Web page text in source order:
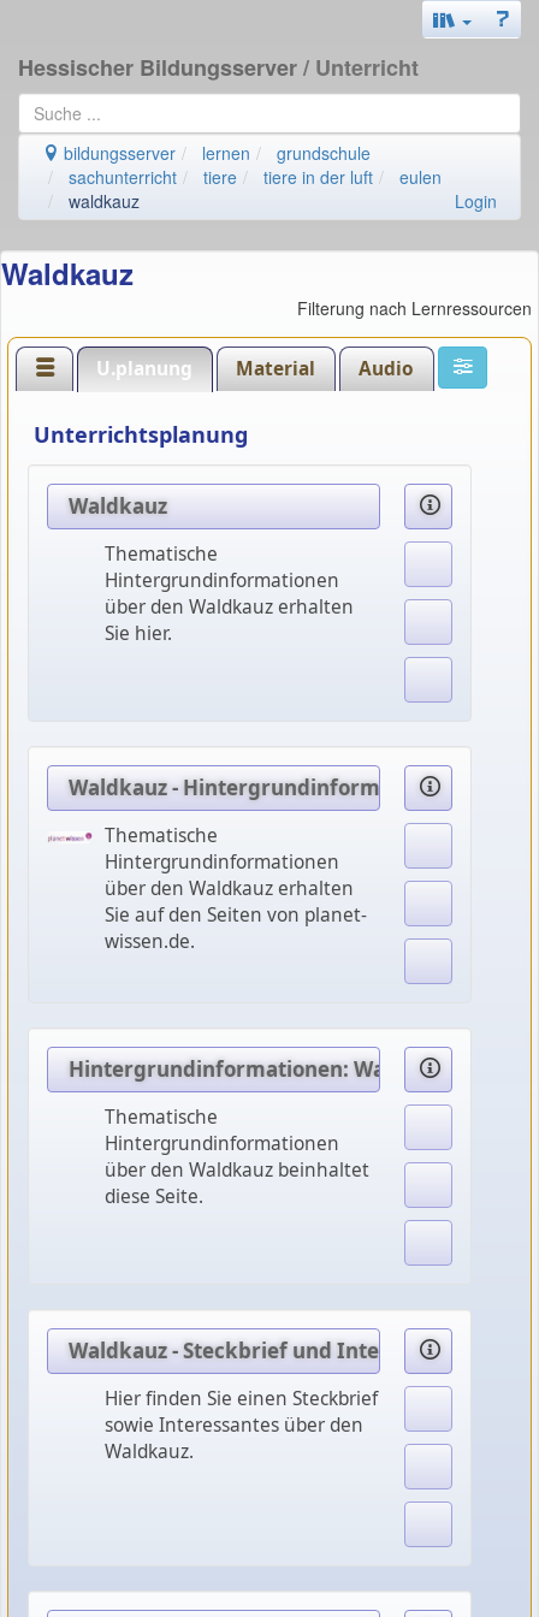
Hessischer Bildungsserver/ Unterricht
bildungsserver lernen
grundschule
sachunterricht
tiere tiere in der luft
eulen
waldkauz
Login
Waldkauz
Filterung nach Lernressourcen
U.planung Material Audio
Unterrichtsplanung
Waldkauz
Thematische
Hintergrundinformationen
über den Waldkauz erhalten
Sie hier.
Waldkauz - Hintergrundinformationen
Thematische
Hintergrundinformationen
über den Waldkauz erhalten
Sie auf den Seiten von planet-
wissen.de.
Hintergrundinformationen: Waldkauz
Thematische
Hintergrundinformationen
über den Waldkauz beinhaltet
diese Seite.
Waldkauz - Steckbrief und Interessantes
Hier finden Sie einen Steckbrief
sowie Interessantes über den
Waldkauz.